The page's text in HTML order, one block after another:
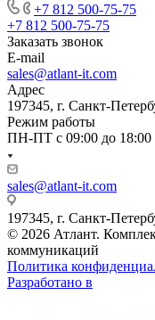
+7 812 500-75-75
+7 812 500-75-75
Заказать звонок
E-mail
sales@atlant-it.com
Адрес
197345, г. Санкт-
Режим работы
ПН-ПТ с 09:00 до 18:00
sales@atlant-it.com
197345, г. Санкт-
© 2026 Атлант.
коммуникаций
Политика
Разработано в